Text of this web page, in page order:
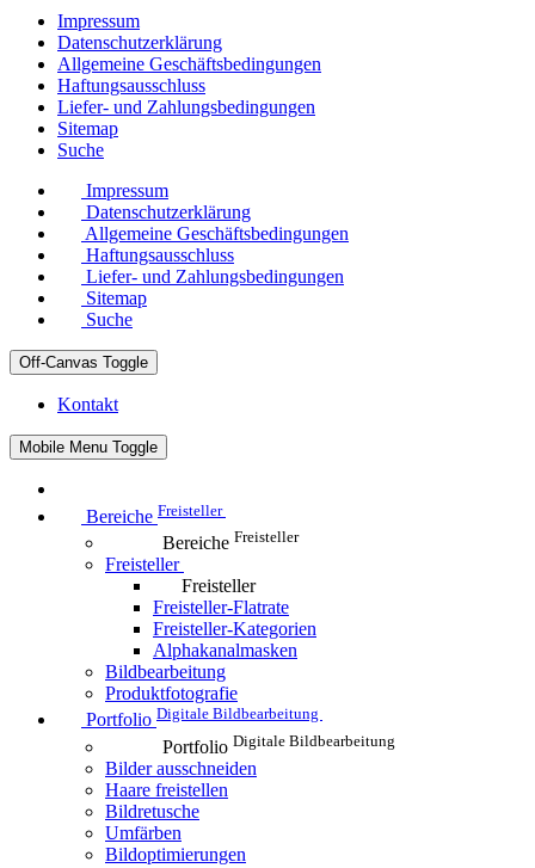
Impressum
Datenschutzerklärung
Allgemeine Geschäftsbedingungen
Haftungsausschluss
Liefer- und Zahlungsbedingungen
Sitemap
Suche
Impressum
Datenschutzerklärung
Allgemeine Geschäftsbedingungen
Haftungsausschluss
Liefer- und Zahlungsbedingungen
Sitemap
Suche
Off-Canvas Toggle
Kontakt
Mobile Menu Toggle
Bereiche Freisteller
Bereiche Freisteller
Freisteller
Freisteller
Freisteller-Flatrate
Freisteller-Kategorien
Alphakanalmasken
Bildbearbeitung
Produktfotografie
Portfolio Digitale Bildbearbeitung
Portfolio Digitale Bildbearbeitung
Bilder ausschneiden
Haare freistellen
Bildretusche
Umfärben
Bildoptimierungen